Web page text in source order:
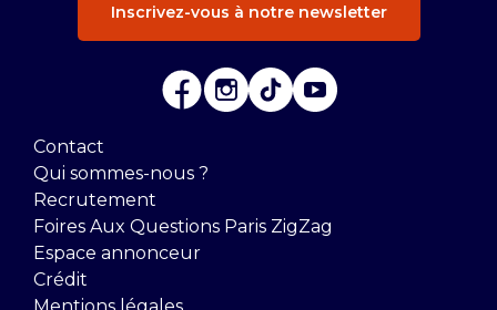
Inscrivez-vous à notre newsletter
Contact
Qui sommes-nous ?
Recrutement
Foires Aux Questions Paris ZigZag
Espace annonceur
Crédit